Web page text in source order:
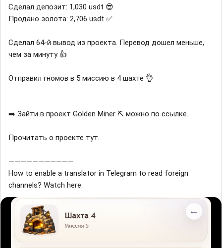
Сделал депозит: 1,030 usdt 😎
Продано золота: 2,706 usdt ✅
Сделал 64-й вывод из проекта. Перевод дошел меньше,
чем за минуту 👍
Отправил гномов в 5 миссию в 4 шахте 👌
➡️ Зайти в проект Golden Miner ⛏ можно по ссылке.
Прочитать о проекте тут.
———————————
How to enable a translator in Telegram to read foreign
channels? Watch here.